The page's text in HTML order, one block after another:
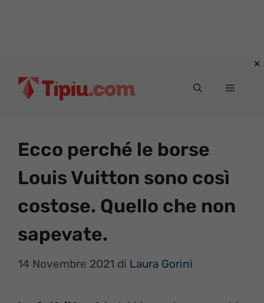
Menu
Ecco perché le borse
Louis Vuitton sono così
costose. Quello che non
sapevate.
14 Novembre 2021 di Laura Gorini